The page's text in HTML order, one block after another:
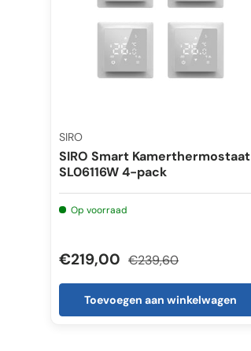
SIRO
SIRO Smart Kamerthermostaat
SL06116W 4-pack
Op voorraad
€219,00 €239,60
Toevoegen aan winkelwagen